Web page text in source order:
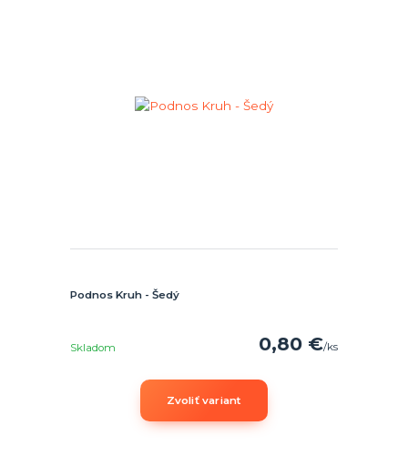
Podnos Kruh - Šedý
0,80 €/ks
Skladom
Zvoliť variant